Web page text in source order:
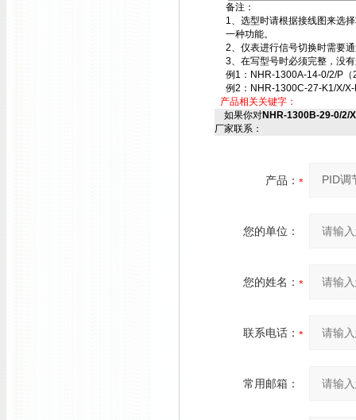
备注：
1、选型时请根据接线图来选
一种功能。
2、仪表进行信号切换时需要
3、在写型号时必须完整，没
例1：NHR-1300A-14-0/2/P（
例2：NHR-1300C-27-K1/X/X-
产品相关关键字：
如果你对NHR-1300B-29-0/2/
厂家联系：
产品：
您的单位：
您的姓名：
联系电话：
常用邮箱：